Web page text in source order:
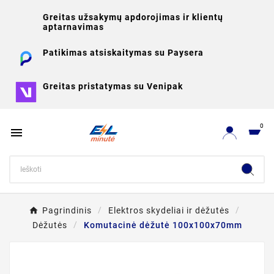
Greitas užsakymų apdorojimas ir klientų
aptarnavimas
Patikimas atsiskaitymas su Paysera
Greitas pristatymas su Venipak
 0
Pagrindinis
Elektros skydeliai ir dėžutės
Dėžutės
Komutacinė dėžutė 100x100x70mm